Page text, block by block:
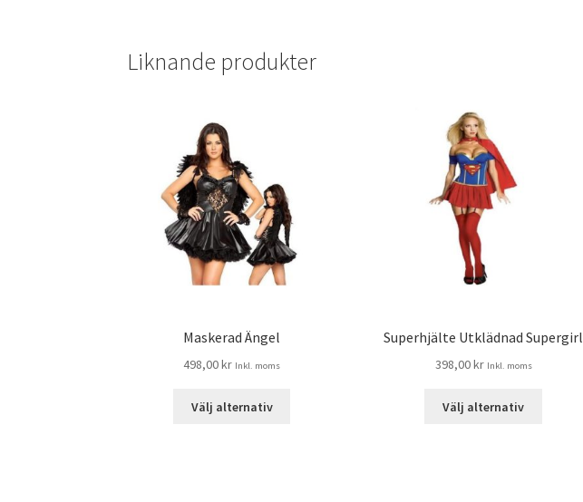
Liknande produkter
Maskerad Ängel
498,00kr Inkl. moms
Välj alternativ
Superhjälte Utklädnad Supergirl
398,00kr Inkl. moms
Välj alternativ